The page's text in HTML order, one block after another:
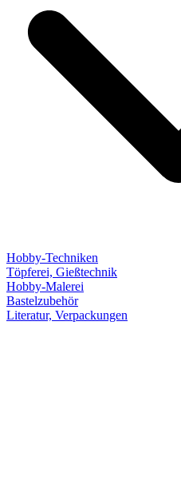
Hobby-Techniken
Töpferei, Gießtechnik
Hobby-Malerei
Bastelzubehör
Literatur, Verpackungen